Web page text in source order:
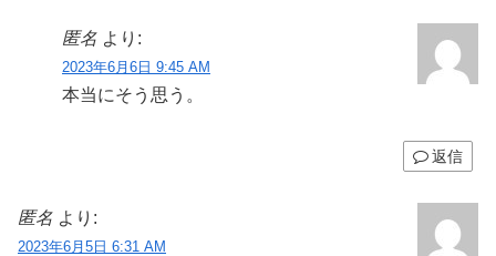
匿名 より:
2023年6月6日 9:45 AM
本当にそう思う。
返信
匿名 より:
2023年6月5日 6:31 AM